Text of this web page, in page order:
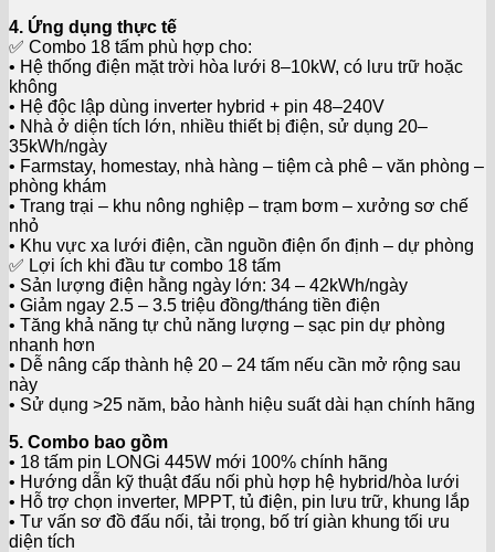
4. Ứng dụng thực tế
✅ Combo 18 tấm phù hợp cho:
• Hệ thống điện mặt trời hòa lưới 8–10kW, có lưu trữ hoặc
không
• Hệ độc lập dùng inverter hybrid + pin 48–240V
• Nhà ở diện tích lớn, nhiều thiết bị điện, sử dụng 20–
35kWh/ngày
• Farmstay, homestay, nhà hàng – tiệm cà phê – văn phòng –
phòng khám
• Trang trại – khu nông nghiệp – trạm bơm – xưởng sơ chế
nhỏ
• Khu vực xa lưới điện, cần nguồn điện ổn định – dự phòng
✅ Lợi ích khi đầu tư combo 18 tấm
• Sản lượng điện hằng ngày lớn: 34 – 42kWh/ngày
• Giảm ngay 2.5 – 3.5 triệu đồng/tháng tiền điện
• Tăng khả năng tự chủ năng lượng – sạc pin dự phòng
nhanh hơn
• Dễ nâng cấp thành hệ 20 – 24 tấm nếu cần mở rộng sau
này
• Sử dụng >25 năm, bảo hành hiệu suất dài hạn chính hãng
5. Combo bao gồm
• 18 tấm pin LONGi 445W mới 100% chính hãng
• Hướng dẫn kỹ thuật đấu nối phù hợp hệ hybrid/hòa lưới
• Hỗ trợ chọn inverter, MPPT, tủ điện, pin lưu trữ, khung lắp
• Tư vấn sơ đồ đấu nối, tải trọng, bố trí giàn khung tối ưu
diện tích